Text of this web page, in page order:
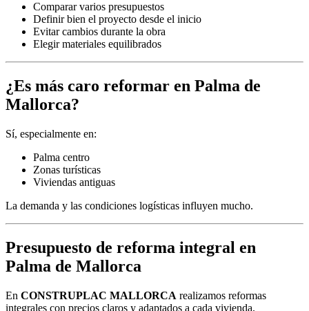
Comparar varios presupuestos
Definir bien el proyecto desde el inicio
Evitar cambios durante la obra
Elegir materiales equilibrados
¿Es más caro reformar en Palma de
Mallorca?
Sí, especialmente en:
Palma centro
Zonas turísticas
Viviendas antiguas
La demanda y las condiciones logísticas influyen mucho.
Presupuesto de reforma integral en
Palma de Mallorca
En CONSTRUPLAC MALLORCA realizamos reformas
integrales con precios claros y adaptados a cada vivienda.